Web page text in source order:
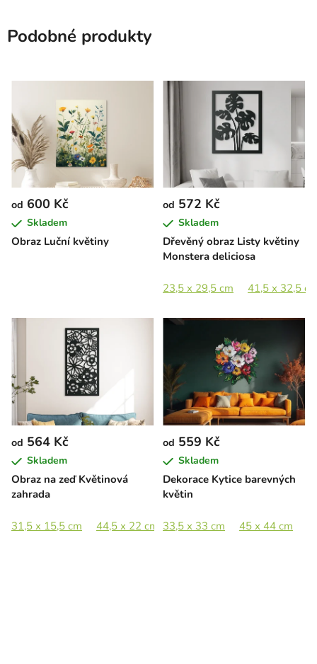
Podobné produkty
Obraz Luční květiny
od 600 Kč
Skladem
Dřevěný obraz Listy květiny
Monstera deliciosa
od 572 Kč
Skladem
23,5 x 29,5 cm 41,5 x 32,5
Obraz na zeď Květinová
zahrada
od 564 Kč
Skladem
31,5 x 15,5 cm 44,5 x 22 cm 65 x 32,5 cm 89 x 44,5 cm
Dekorace Kytice barevných
květin
od 559 Kč
Skladem
33,5 x 33 cm 45 x 44 cm